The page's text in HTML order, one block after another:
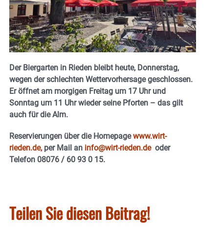
Der Biergarten in Rieden bleibt heute, Donnerstag,
wegen der schlechten Wettervorhersage geschlossen.
Er öffnet am morgigen Freitag um 17 Uhr und
Sonntag um 11 Uhr wieder seine Pforten – das gilt
auch für die Alm.
Reservierungen über die Homepagewww.wirt-
rieden.de, per Mail an info@wirt-rieden.de oder
Telefon 08076 / 60 93 0 15.
Teilen Sie diesen Beitrag!